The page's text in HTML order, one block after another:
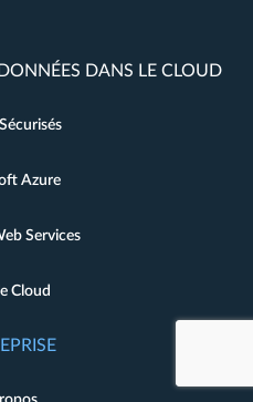
DANS LE CLOUD
Azure
Services
Cloud